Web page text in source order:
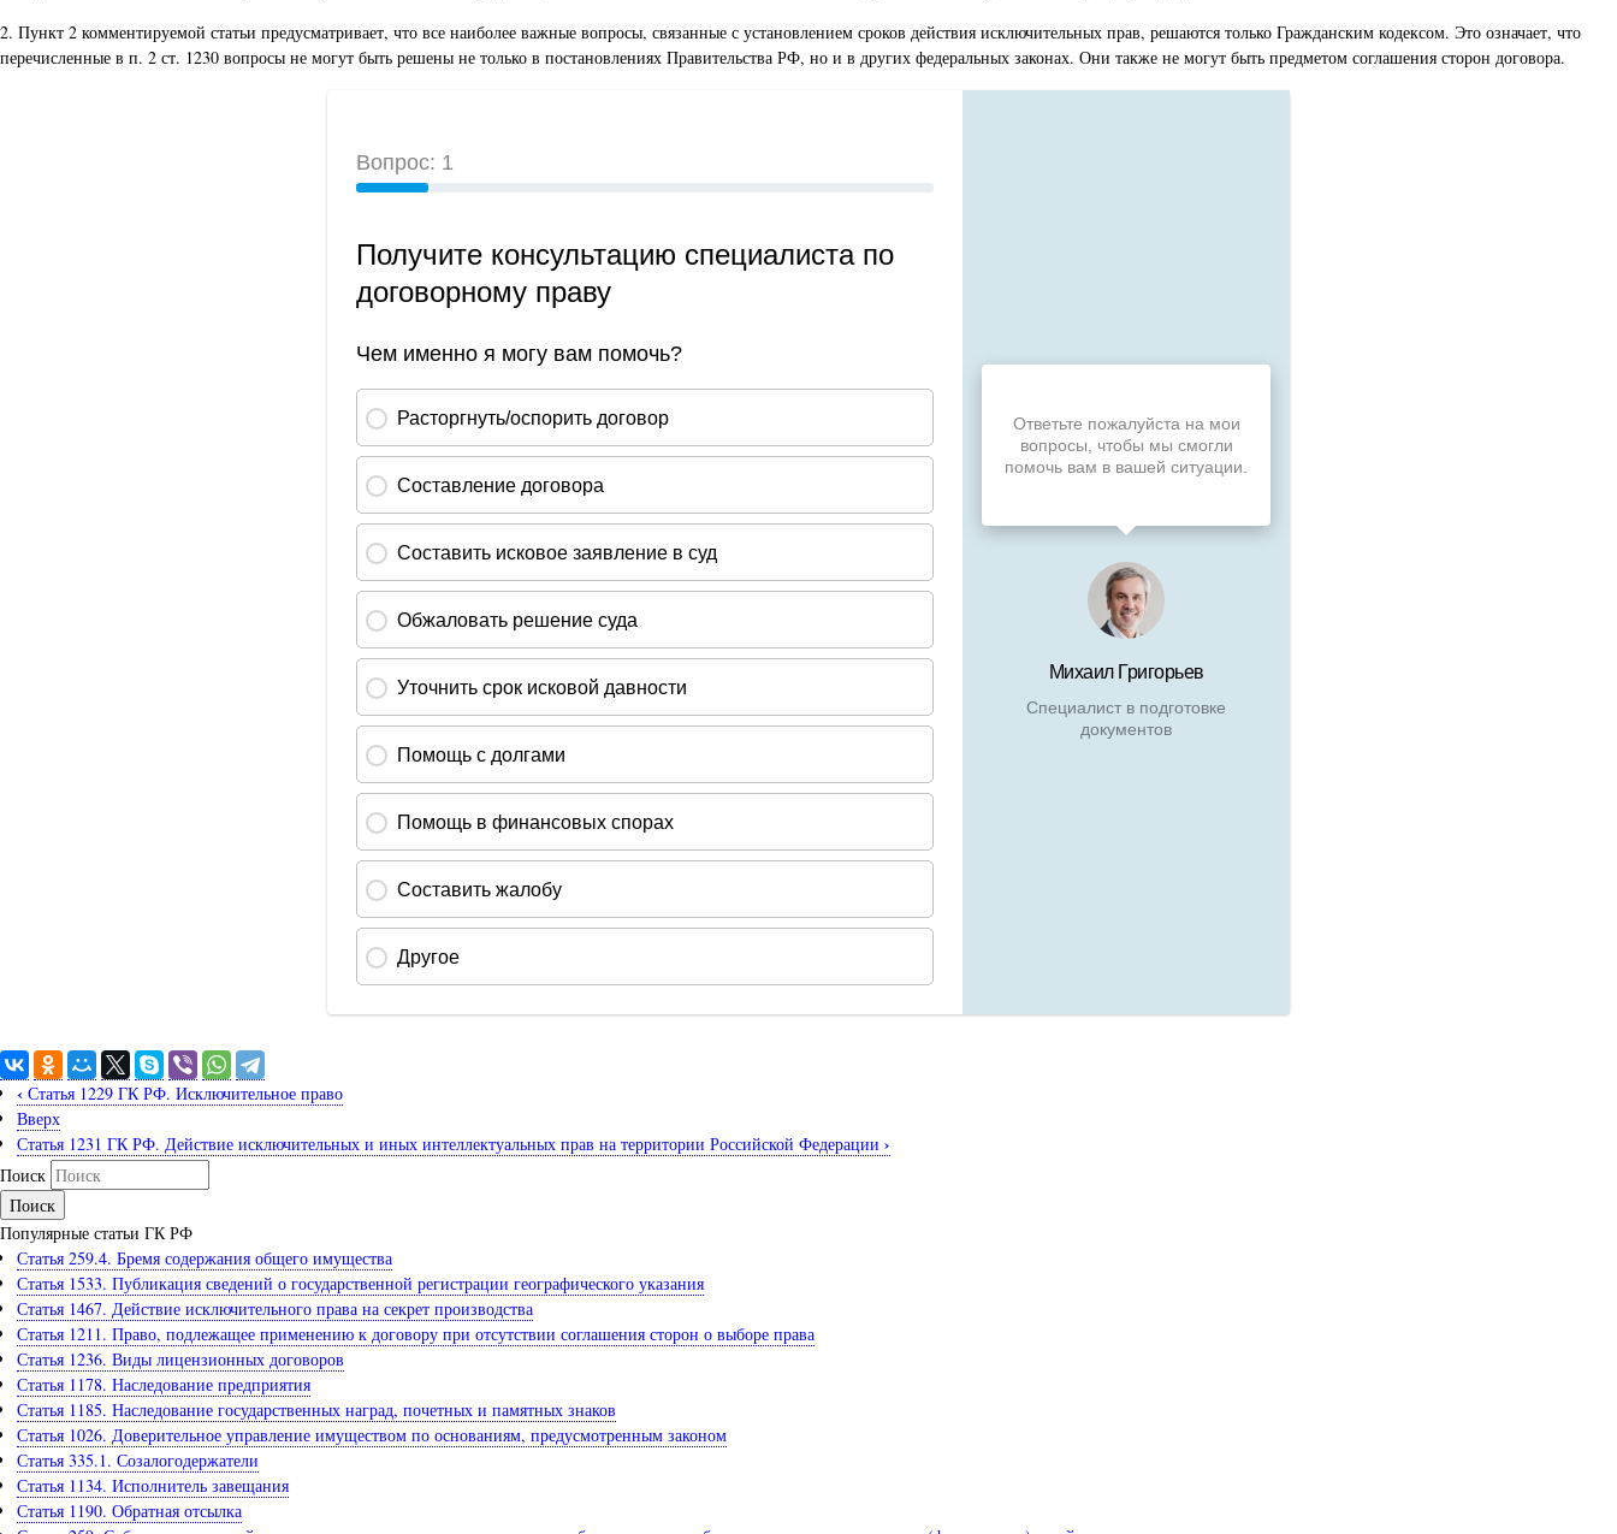
2. Пункт 2 комментируемой статьи предусматривает, что все наиболее важные вопросы, связанные с установлением сроков действия исключительных прав, решаются только Гражданским кодексом. Это означает, что
перечисленные в п. 2 ст. 1230 вопросы не могут быть решены не только в постановлениях Правительства РФ, но и в других федеральных законах. Они также не могут быть предметом соглашения сторон договора.
‹ Статья 1229 ГК РФ. Исключительное право
Вверх
Статья 1231 ГК РФ. Действие исключительных и иных интеллектуальных прав на территории Российской Федерации ›
Поиск
Популярные статьи ГК РФ
Статья 259.4. Бремя содержания общего имущества
Статья 1533. Публикация сведений о государственной регистрации географического указания
Статья 1467. Действие исключительного права на секрет производства
Статья 1211. Право, подлежащее применению к договору при отсутствии соглашения сторон о выборе права
Статья 1236. Виды лицензионных договоров
Статья 1178. Наследование предприятия
Статья 1185. Наследование государственных наград, почетных и памятных знаков
Статья 1026. Доверительное управление имуществом по основаниям, предусмотренным законом
Статья 335.1. Созалогодержатели
Статья 1134. Исполнитель завещания
Статья 1190. Обратная отсылка